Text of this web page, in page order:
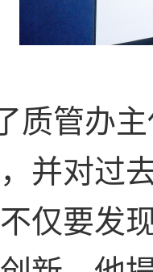
质管办
并对过
仅要发